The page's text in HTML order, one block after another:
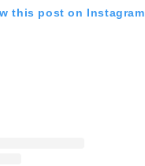
this post on Instagram